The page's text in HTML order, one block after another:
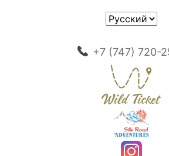
+7 (747) 720-